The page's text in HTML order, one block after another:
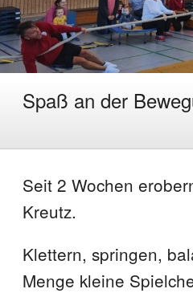
Spaß an der
Seit 2 Wochen
Kreutz.
Klettern, springen,
Menge kleine